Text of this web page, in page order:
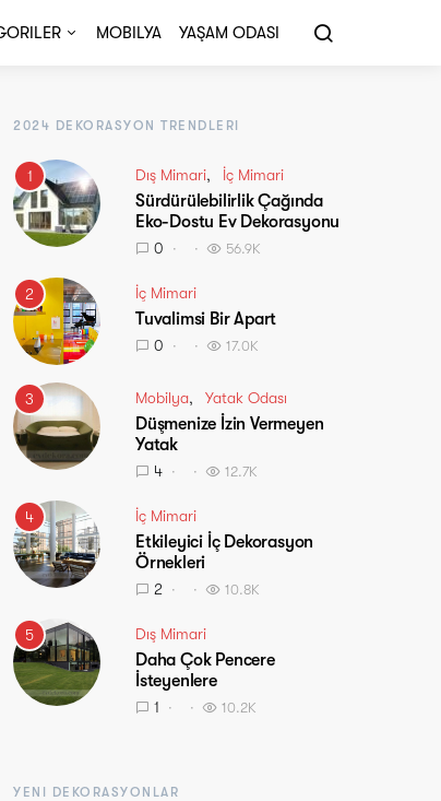
MOBILYA YAŞAM ODASI
2024 DEKORASYON TRENDLERI
1 Dış Mimari İç Mimari
Sürdürülebilirlik Çağında
Eko-Dostu Ev Dekorasyonu
0 56.9K
2 İç Mimari
Tuvalimsi Bir Apart
0 17.0K
3 Mobilya Yatak Odası
Düşmenize İzin Vermeyen
Yatak
4 12.7K
4 İç Mimari
Etkileyici İç Dekorasyon
Örnekleri
2 10.8K
5 Dış Mimari
Daha Çok Pencere
İsteyenlere
1 10.2K
YENI DEKORASYONLAR